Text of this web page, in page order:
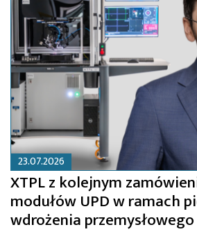
23.07.2026
XTPL z kolejnym
modułów UPD w ramach
wdrożenia